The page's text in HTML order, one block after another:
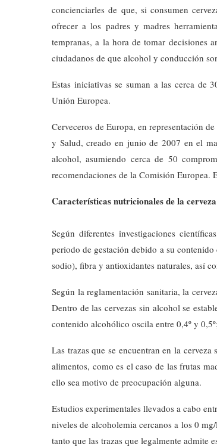
concienciarles de que, si consumen
ofrecer a los padres y madres
tempranas, a la hora de tomar decisiones
ciudadanos de que alcohol y conducción
Estas iniciativas se suman a las cerca de
Unión Europea.
Cerveceros de Europa, en representación
y Salud, creado en junio de 2007 en el
alcohol, asumiendo cerca de 50
recomendaciones de la Comisión Europea.
Características nutricionales de la
Según diferentes investigaciones
periodo de gestación debido a su
sodio), fibra y antioxidantes naturales, así
Según la reglamentación sanitaria, la
Dentro de las cervezas sin alcohol se
contenido alcohólico oscila entre 0,4º y
Las trazas que se encuentran en la
alimentos, como es el caso de las frutas
ello sea motivo de preocupación alguna.
Estudios experimentales llevados a cabo
niveles de alcoholemia cercanos a los 0
tanto que las trazas que legalmente admite